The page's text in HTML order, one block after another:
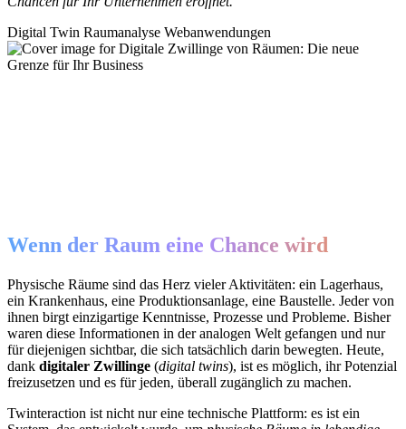
Digital Twin Raumanalyse Webanwendungen
Wenn der Raum eine Chance wird
Physische Räume sind das Herz vieler Aktivitäten: ein Lagerhaus,
ein Krankenhaus, eine Produktionsanlage, eine Baustelle. Jeder von
ihnen birgt einzigartige Kenntnisse, Prozesse und Probleme. Bisher
waren diese Informationen in der analogen Welt gefangen und nur
für diejenigen sichtbar, die sich tatsächlich darin bewegten. Heute,
dank digitaler Zwillinge (digital twins), ist es möglich, ihr Potenzial
freizusetzen und es für jeden, überall zugänglich zu machen.
Twinteraction ist nicht nur eine technische Plattform: es ist ein